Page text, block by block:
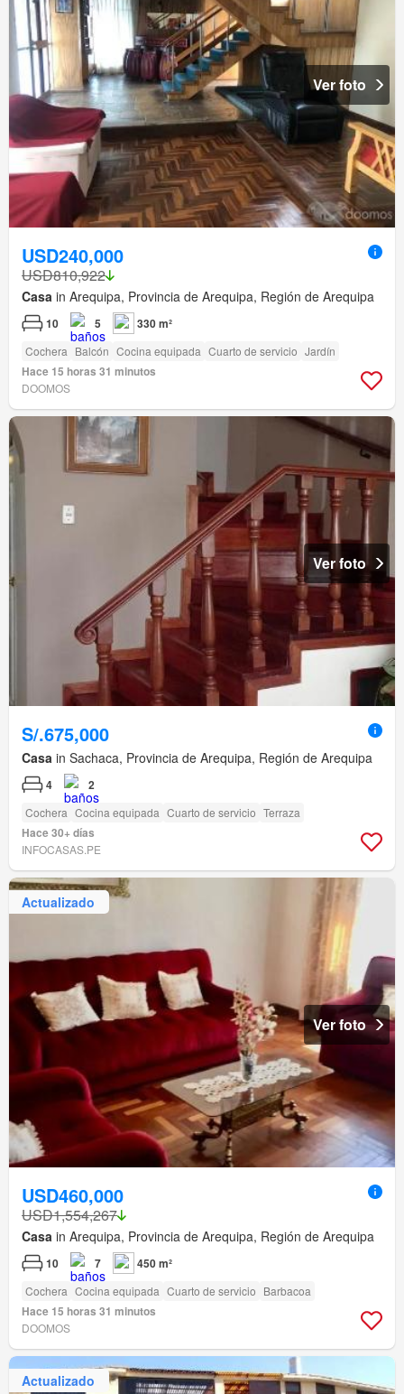
Ver foto
USD240,000
USD810,922
Casa in Arequipa, Provincia de Arequipa, Región de Arequipa
10 5 330 m²
Cochera Balcón Cocina equipada Cuarto de servicio Jardín
Hace 15 horas 31 minutos
DOOMOS
Ver foto
S/.675,000
Casa in Sachaca, Provincia de Arequipa, Región de Arequipa
4 2
Cochera Cocina equipada Cuarto de servicio Terraza
Hace 30+ días
INFOCASAS.PE
Actualizado
Ver foto
USD460,000
USD1,554,267
Casa in Arequipa, Provincia de Arequipa, Región de Arequipa
10 7 450 m²
Cochera Cocina equipada Cuarto de servicio Barbacoa
Hace 15 horas 31 minutos
DOOMOS
Actualizado